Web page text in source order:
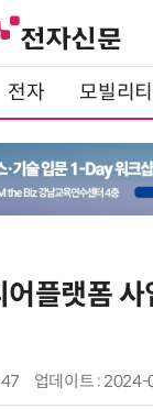
전자 모빌리티
플랫폼
업데이트 :